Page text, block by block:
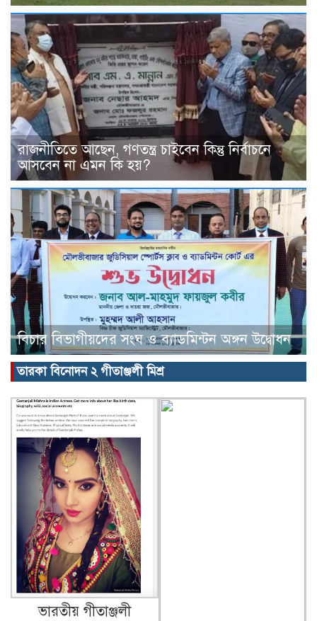
রাজনীতিতে আছেন, গণতন্ত্র চাইবেন কিন্তু নির্বাচনে
আসবেন না এমন কি হয়?
বিচার বিভাগীয়দের সংঘ ও ব্যাডমিন্টন অঙ্গন উদ্বোধন
তারকা বিনোদন ২ গীতাঞ্জলী মিশ্র
ভারতীয় গীতাঞ্জলী